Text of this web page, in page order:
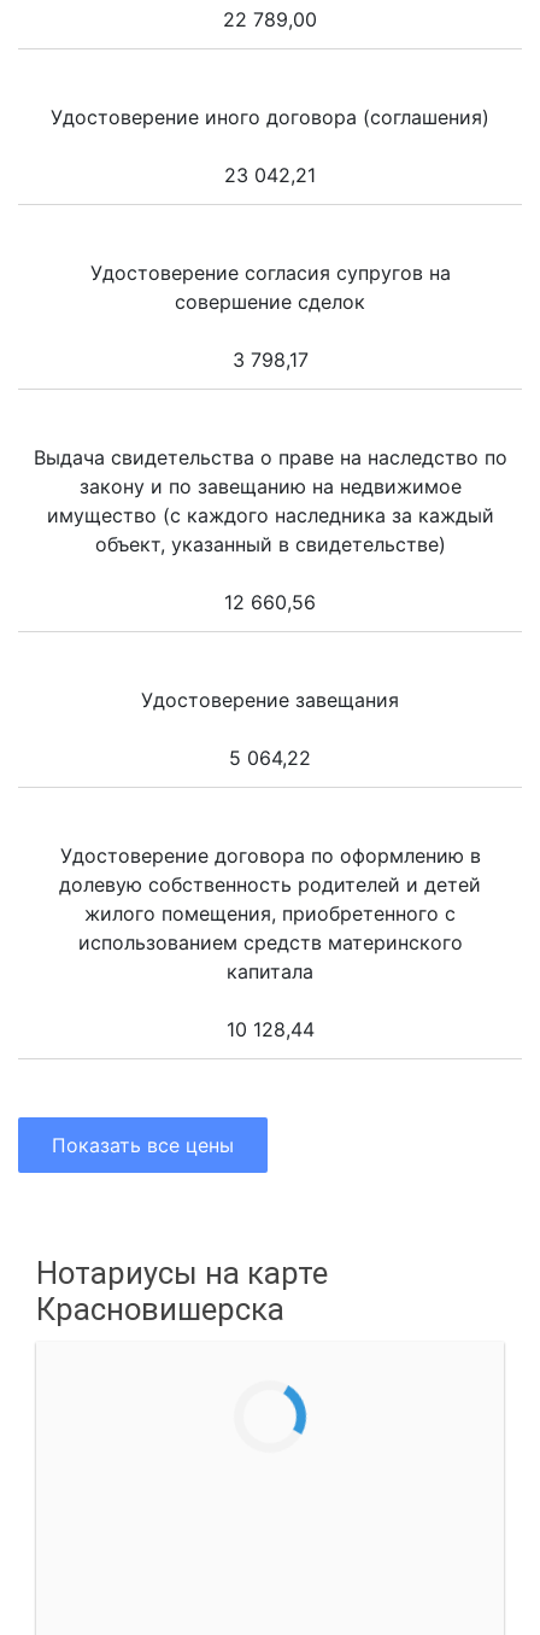
22 789,00
Удостоверение иного договора (соглашения)
23 042,21
Удостоверение согласия супругов на
совершение сделок
3 798,17
Выдача свидетельства о праве на наследство по
закону и по завещанию на недвижимое
имущество (с каждого наследника за каждый
объект, указанный в свидетельстве)
12 660,56
Удостоверение завещания
5 064,22
Удостоверение договора по оформлению в
долевую собственность родителей и детей
жилого помещения, приобретенного с
использованием средств материнского
капитала
10 128,44
Показать все цены
Нотариусы на карте
Красновишерска